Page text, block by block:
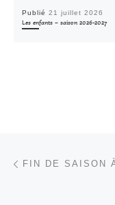
Publié 21 juillet 2026
Les enfants – saison 2026-2027
Parcourir
FIN DE SAISON